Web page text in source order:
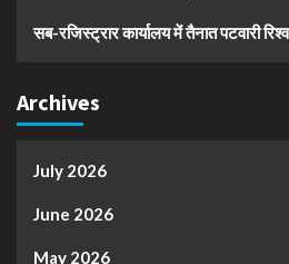
सब-रजिस्ट्रार कार्यालय में तैनात पटवारी
Archives
July 2026
June 2026
May 2026